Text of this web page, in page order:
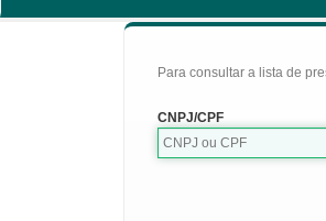
Para consultar a lista de
CNPJ/CPF